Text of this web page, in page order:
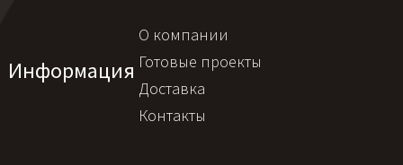
Информация
О компании
Готовые проекты
Доставка
Контакты